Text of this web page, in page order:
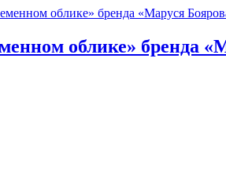
облике» бренда «Маруся
облике» бренда